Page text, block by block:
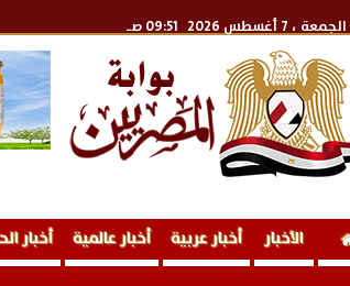
الجمعة ، 7 أغسطس 2026 09:51 صـ
الأخبار أخبار عربية أخبار عالمية أخبار